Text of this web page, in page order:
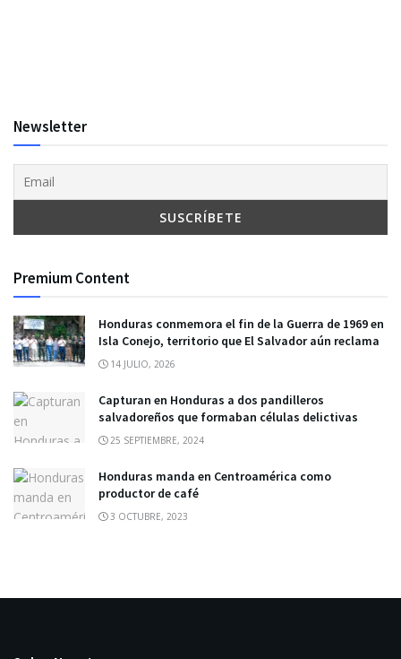
Newsletter
Premium Content
Honduras conmemora el fin de la Guerra de 1969 en
Isla Conejo, territorio que El Salvador aún reclama
14 JULIO, 2026
Capturan en Honduras a dos pandilleros
salvadoreños que formaban células delictivas
25 SEPTIEMBRE, 2024
Honduras manda en Centroamérica como
productor de café
3 OCTUBRE, 2023